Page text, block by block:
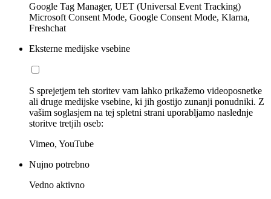
Google Tag Manager, UET (Universal Event Tracking)
Microsoft Consent Mode, Google Consent Mode, Klarna,
Freshchat
Eksterne medijske vsebine
S sprejetjem teh storitev vam lahko prikažemo videoposnetke
ali druge medijske vsebine, ki jih gostijo zunanji ponudniki. Z
vašim soglasjem na tej spletni strani uporabljamo naslednje
storitve tretjih oseb:
Vimeo, YouTube
Nujno potrebno
Vedno aktivno